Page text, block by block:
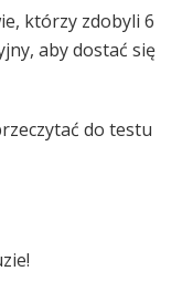
którzy zdobyli 6
aby dostać się
do testu